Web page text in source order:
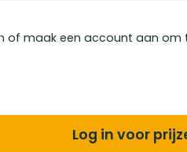
of maak een account aan
Log in voor